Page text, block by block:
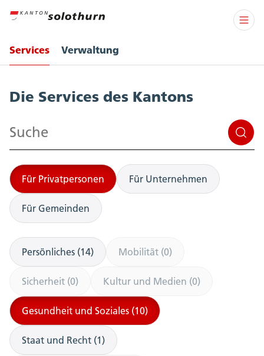
Services Verwaltung
Die Services des Kantons
Suchen
Für Privatpersonen Für Unternehmen
Für Gemeinden
Persönliches (14) Mobilität (0)
Sicherheit (0) Kultur und Medien (0)
Gesundheit und Soziales (10)
Staat und Recht (1)